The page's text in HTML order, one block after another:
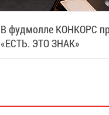
В фудмолле КОНКОРС
«ЕСТЬ. ЭТО ЗНАК»